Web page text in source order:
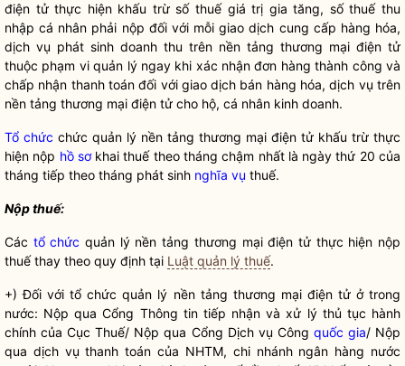
điện tử thực hiện khấu trừ số thuế giá trị gia tăng, số thuế thu
nhập cá nhân phải nộp đối với mỗi giao dịch cung cấp hàng hóa,
dịch vụ phát sinh doanh thu trên nền tảng thương mại điện tử
thuộc phạm vi quản lý ngay khi xác nhận đơn hàng thành công và
chấp nhận thanh toán đối với giao dịch bán hàng hóa, dịch vụ trên
nền tảng thương mại điện tử cho hộ, cá nhân kinh doanh.
Tổ chức chức quản lý nền tảng thương mại điện tử khấu trừ thực
hiện nộp hồ sơkhai thuế theo tháng chậm nhất là ngày thứ 20 của
tháng tiếp theo tháng phát sinh nghĩa vụ thuế.
Nộp thuế:
Các tổ chức quản lý nền tảng thương mại điện tử thực hiện nộp
thuế thay theo quy định tại Luật quản lý thuế.
+) Đối vớitổ chức quản lý nền tảng thương mại điện tử ở trong
nước: Nộp qua Cổng Thông tin tiếp nhận và xử lý thủ tục hành
chính của Cục Thuế/ Nộp qua Cổng Dịch vụ Công quốc gia/ Nộp
qua dịch vụ thanh toán của NHTM, chi nhánh ngân hàng nước